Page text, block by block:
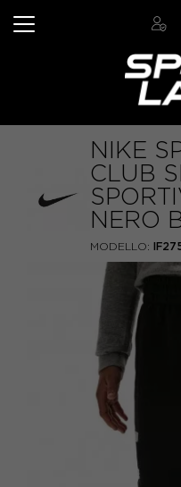
NIKE
CLUB
NERO
MODELLO: